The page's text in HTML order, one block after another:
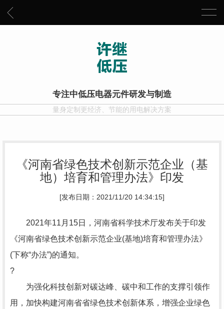
专注中低压电器元件研发与制造
量身定制更经济、节能的用电解决方案
《河南省绿色技术创新示范企业（基
地）培育和管理办法》印发
[发布日期：2021/11/20 14:34:15]
2021年11月15日，河南省科学技术厅发布关于印发
《河南省绿色技术创新示范企业(基地)培育和管理办法》
(下称“办法”)的通知。
?
为强化科技创新对碳达峰、碳中和工作的支撑引领作
用，加快构建河南省省绿色技术创新体系，增强企业绿色